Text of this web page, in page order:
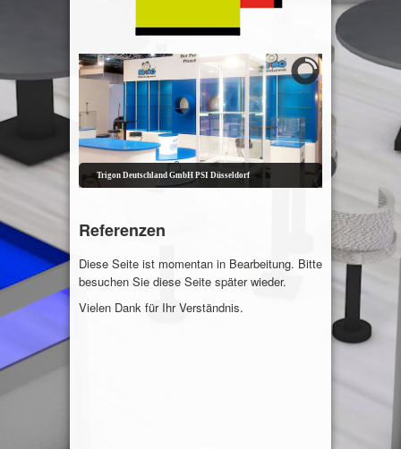
Trigon Deutschland GmbH PSI Düsseldorf
Referenzen
Diese Seite ist momentan in Bearbeitung. Bitte
besuchen Sie diese Seite später wieder.
Vielen Dank für Ihr Verständnis.